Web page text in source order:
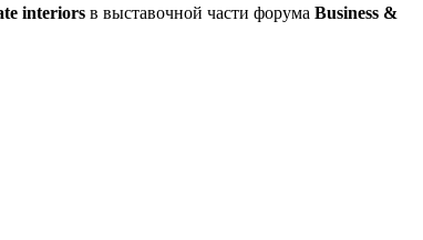
interiors в выставочной части форума Business &